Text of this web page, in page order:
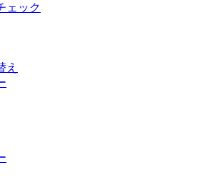
ェック
え